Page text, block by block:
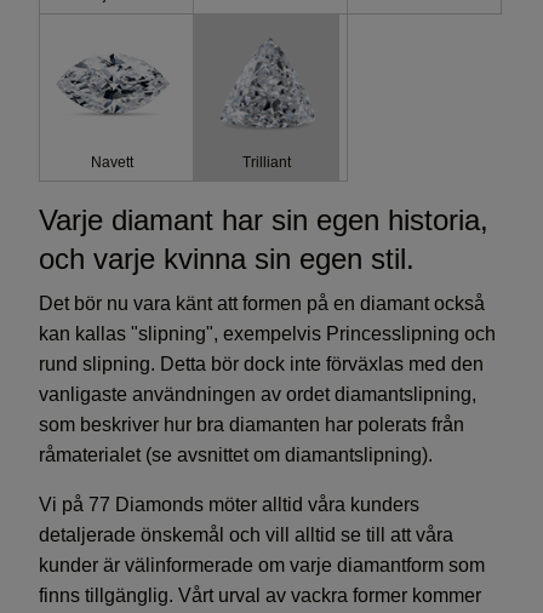
Navett Trilliant
Varje diamant har sin egen historia,
och varje kvinna sin egen stil.
Det bör nu vara känt att formen på en diamant också
kan kallas "slipning", exempelvis Princesslipning och
rund slipning. Detta bör dock inte förväxlas med den
vanligaste användningen av ordet diamantslipning,
som beskriver hur bra diamanten har polerats från
råmaterialet (se avsnittet om diamantslipning).
Vi på 77 Diamonds möter alltid våra kunders
detaljerade önskemål och vill alltid se till att våra
kunder är välinformerade om varje diamantform som
finns tillgänglig. Vårt urval av vackra former kommer